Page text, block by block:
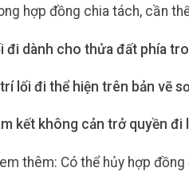
hợp đồng chia tách, cần
đi dành cho thửa đất phía
lối đi thể hiện trên bản vẽ
kết không cản trở quyền đi
thêm: Có thể hủy hợp